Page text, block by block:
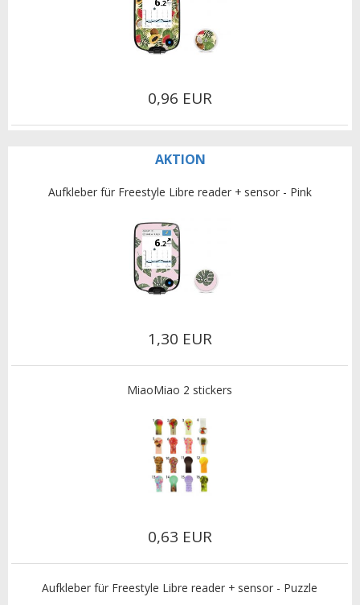
0,96 EUR
AKTION
Aufkleber für Freestyle Libre reader + sensor - Pink
1,30 EUR
MiaoMiao 2 stickers
0,63 EUR
Aufkleber für Freestyle Libre reader + sensor - Puzzle